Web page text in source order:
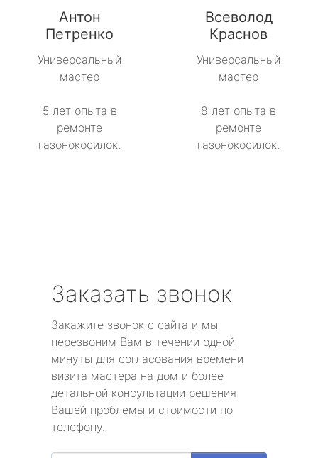
Антон
Петренко
Универсальный
мастер
5 лет опыта в
ремонте
газонокосилок.
Всеволод
Краснов
Универсальный
мастер
8 лет опыта в
ремонте
газонокосилок.
Заказать звонок
Закажите звонок с сайта и мы
перезвоним Вам в течении одной
минуты для согласования времени
визита мастера на дом и более
детальной консультации решения
Вашей проблемы и стоимости по
телефону.